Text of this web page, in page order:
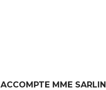
ACCOMPTE MME SARLIN